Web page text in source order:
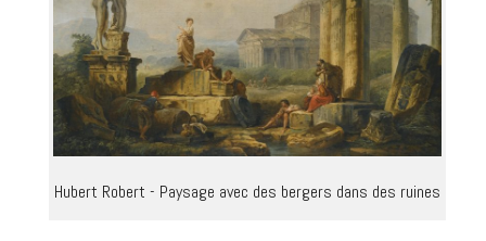
Hubert Robert - Paysage avec des bergers dans des ruines